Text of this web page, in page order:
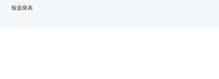
報道発表